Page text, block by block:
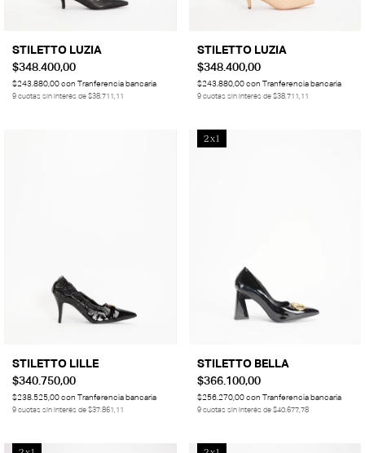
STILETTO LUZIA
$348.400,00
$243.880,00 con Tranferencia bancaria
9 cuotas sin interés de $38.711,11
STILETTO LUZIA
$348.400,00
$243.880,00 con Tranferencia bancaria
9 cuotas sin interés de $38.711,11
STILETTO LILLE
$340.750,00
$238.525,00 con Tranferencia bancaria
9 cuotas sin interés de $37.861,11
2x1
STILETTO BELLA
$366.100,00
$256.270,00 con Tranferencia bancaria
9 cuotas sin interés de $40.677,78